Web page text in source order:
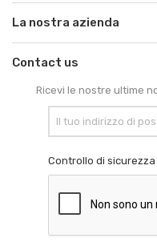
La nostra azienda
Contact us
Ricevi le nostre ultime
Controllo di sicurezza